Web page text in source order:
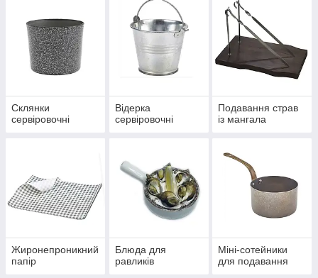
Склянки
сервіровочні
Відерка
сервіровочні
Подавання страв
із мангала
Жиронепроникний
папір
Блюда для
равликів
Міні-сотейники
для подавання